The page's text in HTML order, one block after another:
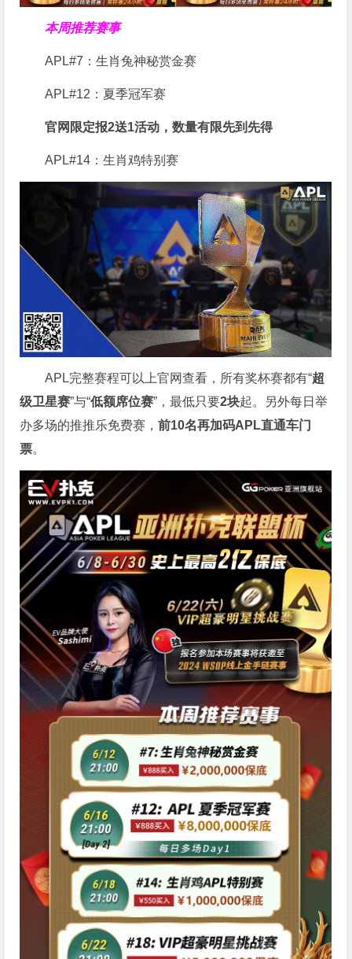
本周推荐赛事
APL#7：生肖兔神秘赏金赛
APL#12：夏季冠军赛
官网限定报2送1活动，数量有限先到先得
APL#14：生肖鸡特别赛
APL完整赛程可以上官网查看，所有奖杯赛都有“超
级卫星赛”与“低额席位赛”，最低只要2块起。另外每日举
办多场的推推乐免费赛，前10名再加码APL直通车门
票。